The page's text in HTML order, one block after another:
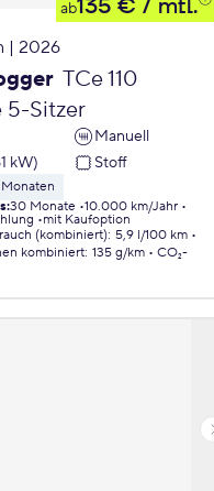
ab135 € / mtl.
| 2026
TCe 110
5-Sitzer
Manuell
kW)
Stoff
:30 Monate 10.000 km/Jahr
mit Kaufoption
(kombiniert): 5,9 l/100 km
kombiniert: 135 g/km
CO₂-